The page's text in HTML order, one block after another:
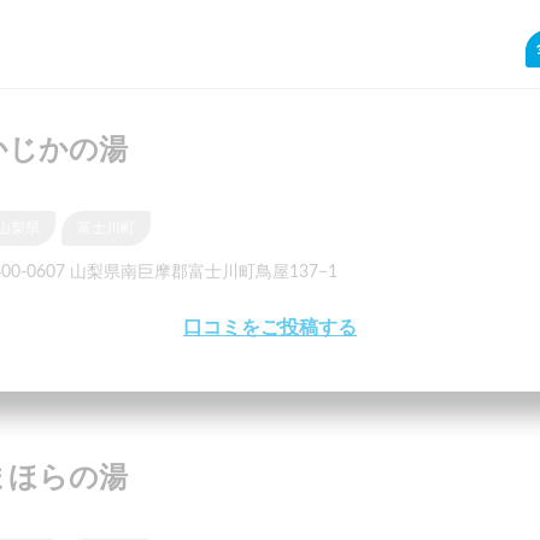
じかの湯
0607 山梨県南巨摩郡富士川町鳥屋137−1
口コミをご投稿する
ほらの湯